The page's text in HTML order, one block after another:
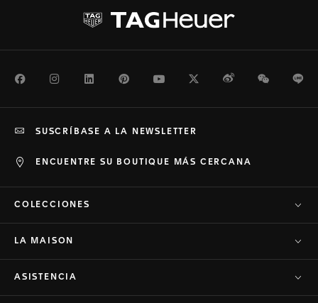
FacebookInstagramLinkedInPinterestYoutubeTwitterWeiboWeChat
ENCUENTRE SU BOUTIQUE MÁS CERCANA
SUSCRÍBASE A LA NEWSLETTER
COLECCIONES
LA MAISON
ASISTENCIA